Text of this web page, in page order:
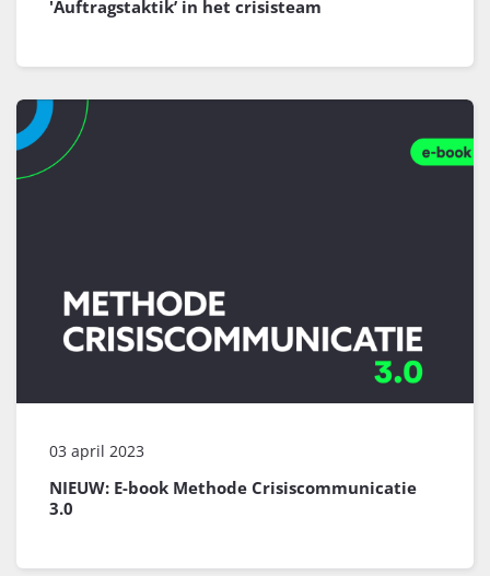
'Auftragstaktik’ in het crisisteam
NIEUW: E-book Methode Crisiscommunicatie
3.0
03 april 2023